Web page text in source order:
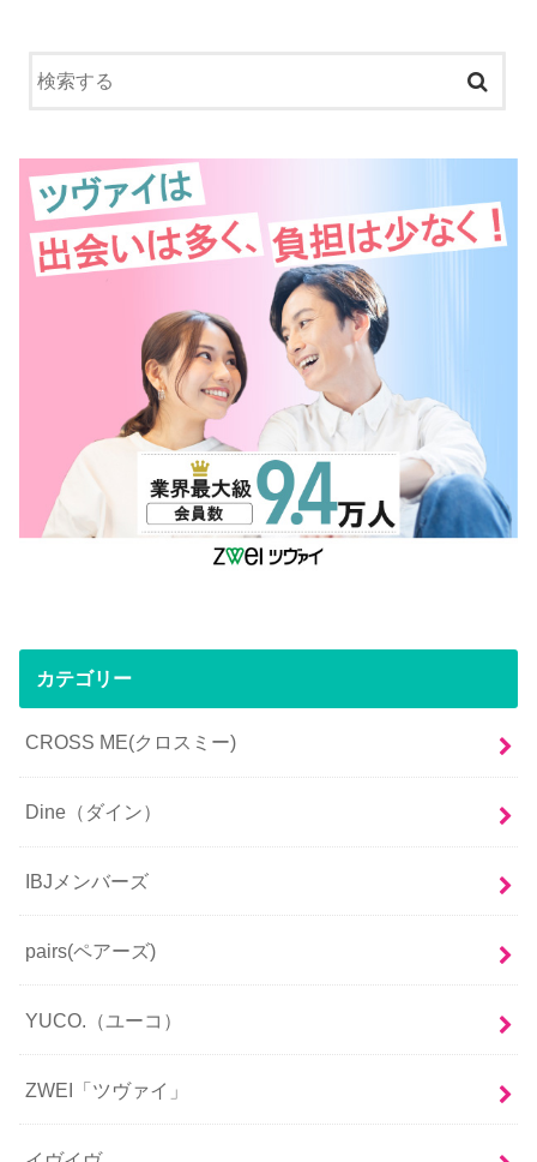
カテゴリー
CROSS ME(クロスミー)
Dine（ダイン）
IBJメンバーズ
pairs(ペアーズ)
YUCO.（ユーコ）
ZWEI「ツヴァイ」